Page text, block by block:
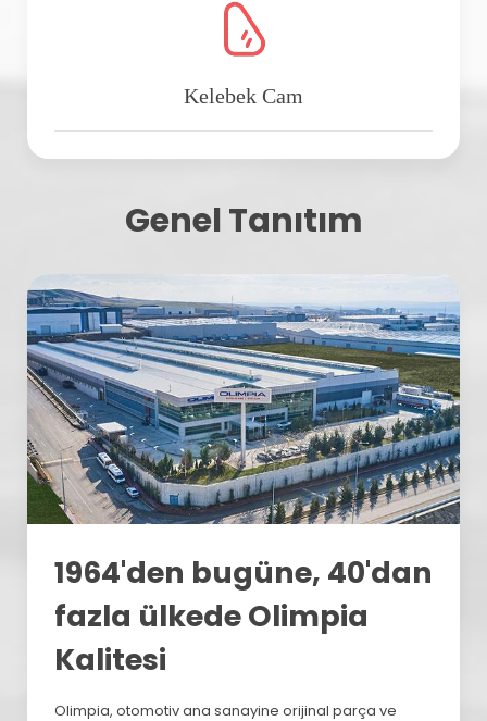
Kelebek Cam
Genel Tanıtım
1964'den bugüne, 40'dan
fazla ülkede Olimpia
Kalitesi
Olimpia, otomotiv ana sanayine orijinal parça ve